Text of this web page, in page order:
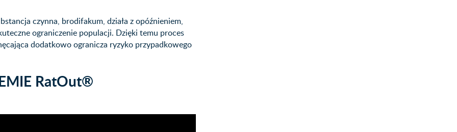
czynna, brodifakum, działa z opóźnieniem,
ograniczenie populacji. Dzięki temu proces
dodatkowo ogranicza ryzyko przypadkowego
RatOut®